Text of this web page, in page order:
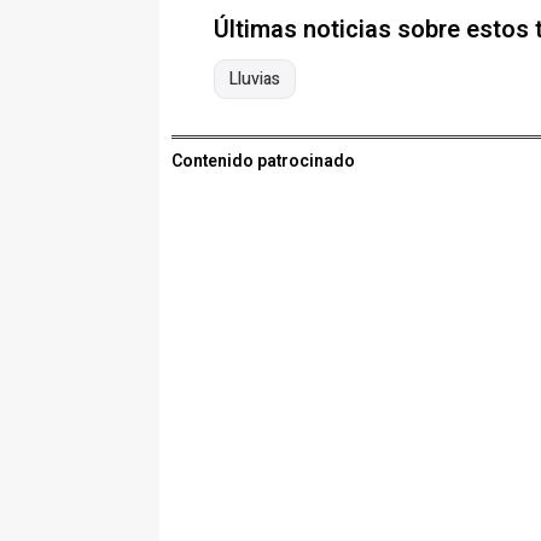
Últimas noticias sobre estos
Lluvias
Contenido patrocinado